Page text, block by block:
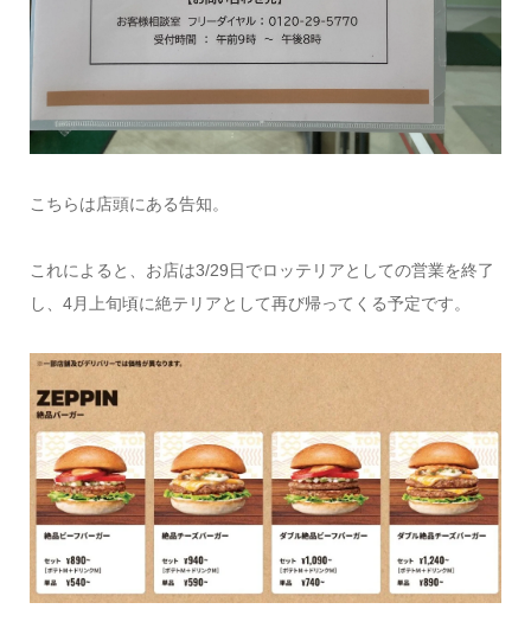
こちらは店頭にある告知。
これによると、お店は3/29日でロッテリアとしての営業を終了
し、4月上旬頃に絶テリアとして再び帰ってくる予定です。